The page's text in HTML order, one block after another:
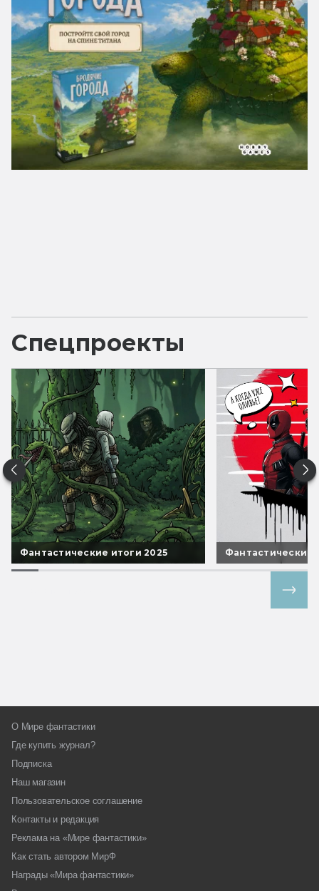
Спецпроекты
Фантастические итоги 2025 Фантастические
О Мире фантастики
Где купить журнал?
Подписка
Наш магазин
Пользовательское соглашение
Контакты и редакция
Реклама на «Мире фантастики»
Как стать автором МирФ
Награды «Мира фантастики»